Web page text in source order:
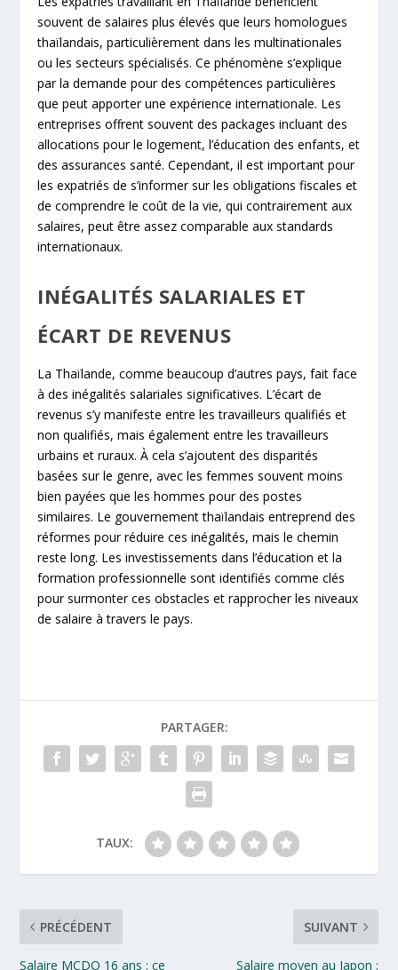
souvent de salaires plus élevés que leurs homologues
thaïlandais, particulièrement dans les multinationales
ou les secteurs spécialisés. Ce phénomène s’explique
par la demande pour des compétences particulières
que peut apporter une expérience internationale. Les
entreprises offrent souvent des packages incluant des
allocations pour le logement, l’éducation des enfants, et
des assurances santé. Cependant, il est important pour
les expatriés de s’informer sur les obligations fiscales et
de comprendre le coût de la vie, qui contrairement aux
salaires, peut être assez comparable aux standards
internationaux.
INÉGALITÉS SALARIALES ET
ÉCART DE REVENUS
La Thaïlande, comme beaucoup d’autres pays, fait face
à des inégalités salariales significatives. L’écart de
revenus s’y manifeste entre les travailleurs qualifiés et
non qualifiés, mais également entre les travailleurs
urbains et ruraux. À cela s’ajoutent des disparités
basées sur le genre, avec les femmes souvent moins
bien payées que les hommes pour des postes
similaires. Le gouvernement thaïlandais entreprend des
réformes pour réduire ces inégalités, mais le chemin
reste long. Les investissements dans l’éducation et la
formation professionnelle sont identifiés comme clés
pour surmonter ces obstacles et rapprocher les niveaux
de salaire à travers le pays.
PARTAGER:
TAUX:
PRÉCÉDENT
Salaire MCDO 16 ans : ce
SUIVANT
Salaire moyen au Japon :